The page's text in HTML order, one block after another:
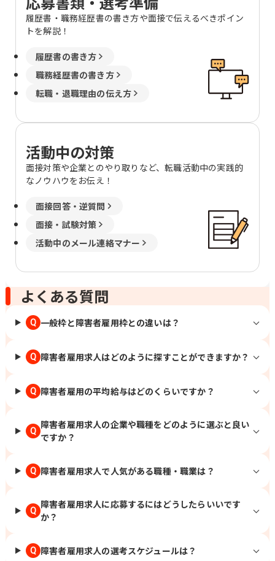
358番地 （アーバネックス御池ビル西館
内） 大阪府大阪市北区大淀中1－1－30
（梅田スカイビルタワーウエスト34階）
大阪府箕面市船場東1-10-33 大阪府枚方
市新町一丁目10番1号 （レジデンス櫂枚
1-1-93 （梅田スカイビルガーデンシッ
クス3階） 兵庫県明石市大明石町2丁目
1-32 （ラ スーノ明石公園前ビル） 兵庫
県姫路市東延末1-1 （姫路NKビル1F）
山市杉ノ馬場一丁目1番地FK
BUILDING3階 鳥取県米子市米原4丁目2
番27号 島根県松江市嫁島町10－15 岡山
県岡山市北区今2丁目9番8号 岡山県倉敷
原5-16-6 （ケイ・テイ ビル3F） 山口県
周南市久米中央四丁目10番11号 山口県
下関市綾羅木本町3丁目13-9 山口県山口
町一丁目8-1 愛媛県松山市生石町130-1
ル） 福岡県北九州市小倉北区京町三丁
福岡県久留米市合川町1925番1号 （中央
本県熊本市南区田井島1丁目7-1 宮崎県
穂通2-3-20 鹿児島県鹿児島市与次郎2丁
目4番7号 ※転居を伴う転勤なし。 ※原
台公園、山形、郡山、水戸、宇都宮、前
堂、新潟、金沢、甲府、松本、岐阜、静
履歴書・職務経歴書の書き方や面接で伝えるべきポイン
トを解説！
履歴書の書き方
職務経歴書の書き方
転職・退職理由の伝え方
活動中の対策
面接対策や企業とのやり取りなど、転職活動中の実践的
なノウハウをお伝え！
面接回答・逆質問
面接・試験対策
活動中のメール連絡マナー
よくある質問
Q 一般枠と障害者雇用枠との違いは？
Q 障害者雇用求人はどのように探すことができますか？
Q 障害者雇用の平均給与はどのくらいですか？
Q
障害者雇用求人の企業や職種をどのように選ぶと良い
ですか？
Q 障害者雇用求人で人気がある職種・職業は？
Q
障害者雇用求人に応募するにはどうしたらいいです
か？
Q 障害者雇用求人の選考スケジュールは？